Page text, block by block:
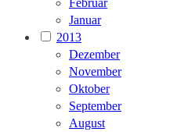
Januar
2013
Dezember
November
Oktober
September
August